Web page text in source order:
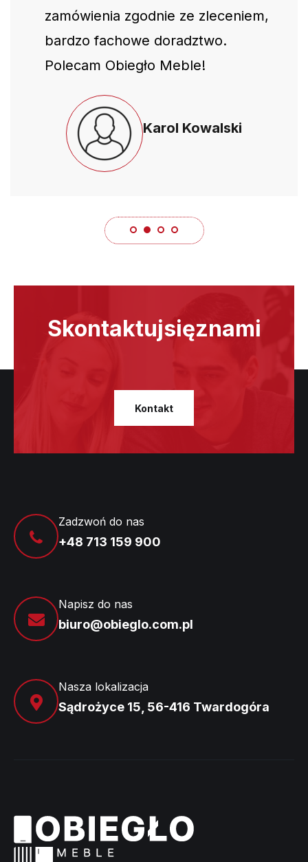
zamówienia zgodnie ze zleceniem,
bardzo fachowe doradztwo.
Polecam Obiegło Meble!
Karol Kowalski
Skontaktujsięznami
Kontakt
Zadzwoń do nas
+48 713 159 900
Napisz do nas
biuro@obieglo.com.pl
Nasza lokalizacja
Sądrożyce 15, 56-416 Twardogóra